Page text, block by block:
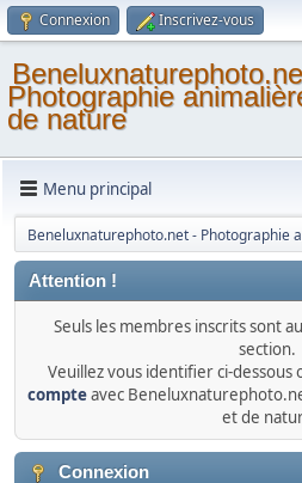
Connexion Inscrivez-vous
Photographie
de nature
Menu principal
Beneluxnaturephoto.net - Photographie
Attention !
Seuls les membres inscrits sont
section.
Veuillez vous identifier ci-dessous
compteavec
et de
Connexion